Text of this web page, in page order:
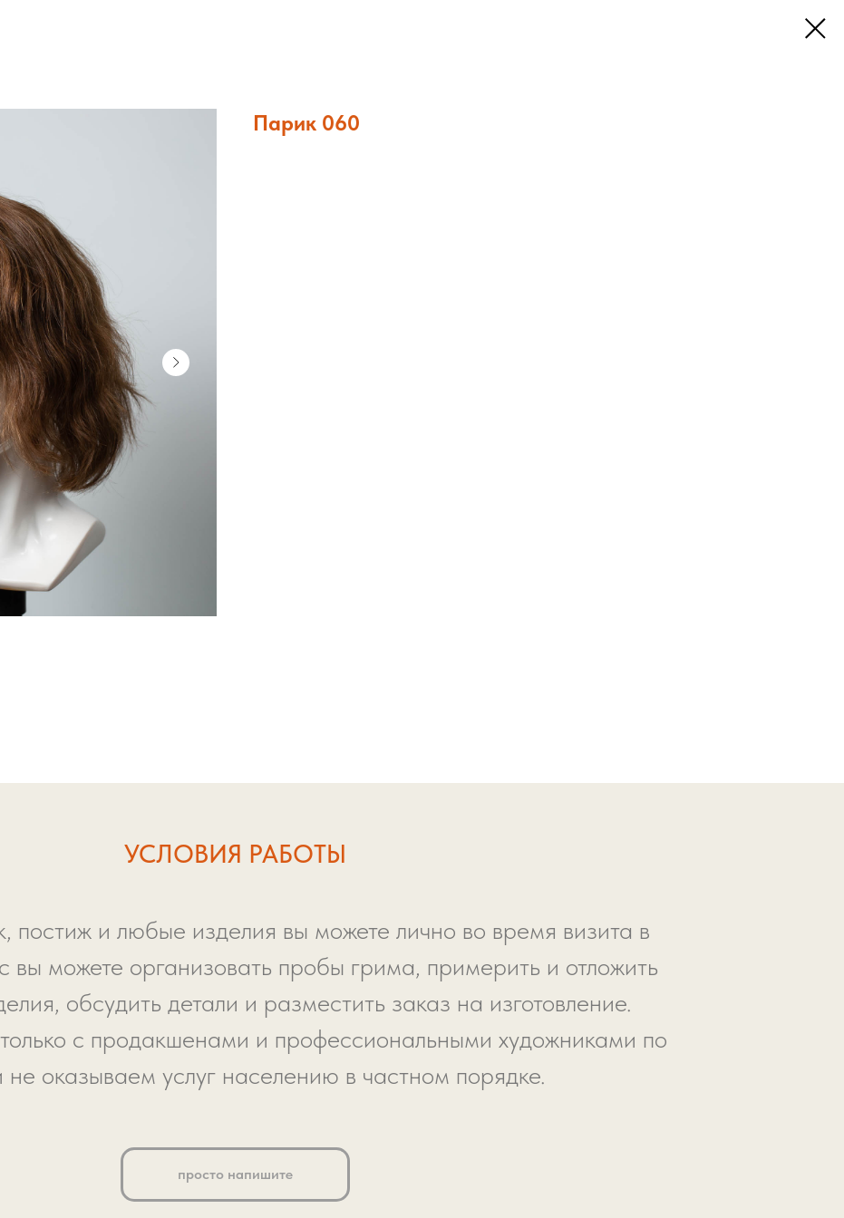
Парик 060
УСЛОВИЯ РАБОТЫ
постиж и любые изделия вы можете лично во время визита в
вы можете организовать пробы грима, примерить и отложить
обсудить детали и разместить заказ на изготовление.
с продакшенами и профессиональными художниками по
не оказываем услуг населению в частном порядке.
просто напишите